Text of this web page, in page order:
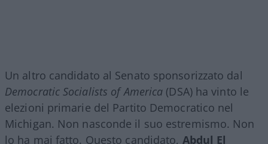
Un altro candidato al Senato sponsorizzato dal
Democratic Socialists of America (DSA) ha vinto le
elezioni primarie del Partito Democratico nel
Michigan. Non nasconde il suo estremismo. Non
lo ha mai fatto. Questo candidato, Abdul El